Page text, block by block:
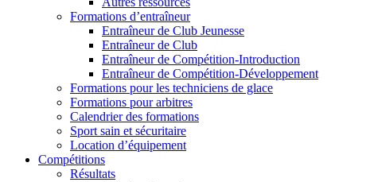
Formations d’entraîneur
Entraîneur de Club Jeunesse
Entraîneur de Club
Entraîneur de Compétition-Introduction
Entraîneur de Compétition-Développement
Formations pour les techniciens de glace
Formations pour arbitres
Calendrier des formations
Sport sain et sécuritaire
Location d’équipement
Compétitions
Résultats